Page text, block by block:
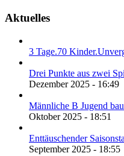
Aktuelles
3 Tage.70
Drei Punkte aus zwei
Dezember 2025 - 16:49
Männliche B Jugend
Oktober 2025 - 18:51
Enttäuschender
September 2025 - 18:55